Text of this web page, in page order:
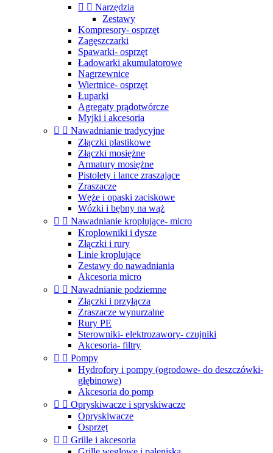
  Narzędzia
Zestawy
Kompresory- osprzęt
Zagęszczarki
Spawarki- osprzęt
Ładowarki akumulatorowe
Nagrzewnice
Wiertnice- osprzęt
Łuparki
Agregaty prądotwórcze
Myjki i akcesoria
  Nawadnianie tradycyjne
Złączki plastikowe
Złączki mosiężne
Armatury mosiężne
Pistolety i lance zraszające
Zraszacze
Węże i opaski zaciskowe
Wózki i bębny na wąż
  Nawadnianie kroplujące- micro
Kroplowniki i dysze
Złączki i rury
Linie kroplujące
Zestawy do nawadniania
Akcesoria micro
  Nawadnianie podziemne
Złączki i przyłącza
Zraszacze wynurzalne
Rury PE
Sterowniki- elektrozawory- czujniki
Akcesoria- filtry
  Pompy
Hydrofory i pompy (ogrodowe- do deszczówki-
głębinowe)
Akcesoria do pomp
  Opryskiwacze i spryskiwacze
Opryskiwacze
Osprzęt
  Grille i akcesoria